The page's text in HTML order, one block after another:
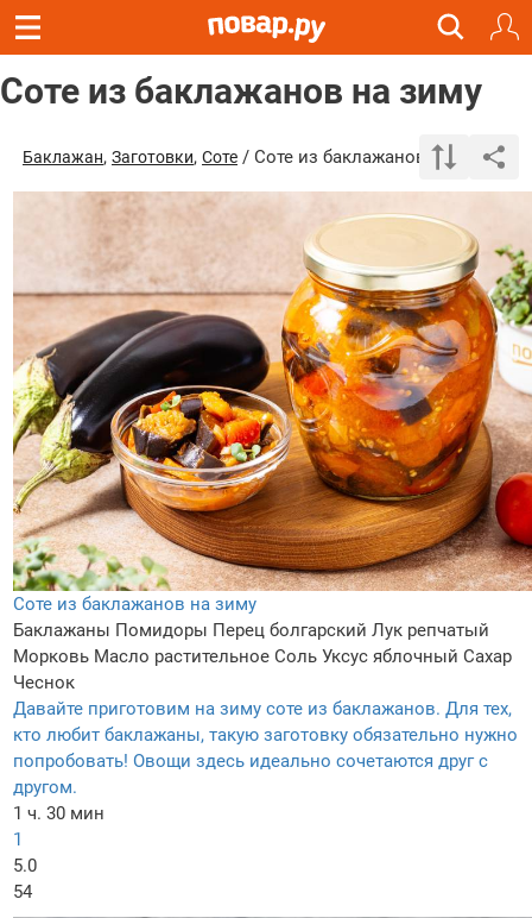
Соте из баклажанов на зиму
Баклажан, Заготовки, Соте / Соте из баклажанов на зиму
Соте из баклажанов на зиму
Баклажаны Помидоры Перец болгарский Лук репчатый
Морковь Масло растительное Соль Уксус яблочный Сахар
Чеснок
Давайте приготовим на зиму соте из баклажанов. Для тех,
кто любит баклажаны, такую заготовку обязательно нужно
попробовать! Овощи здесь идеально сочетаются друг с
другом.
1 ч. 30 мин
1
5.0
54